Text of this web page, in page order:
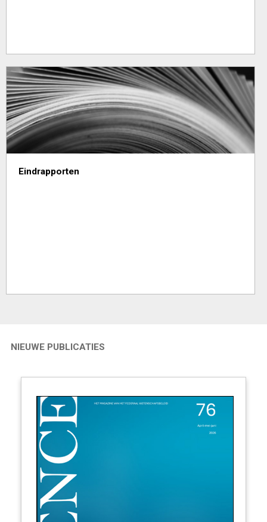
Eindrapporten
NIEUWE PUBLICATIES